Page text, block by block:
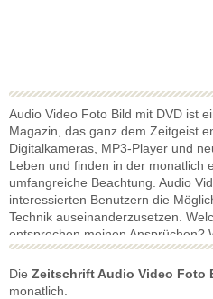
Audio Video Foto Bild mit DVD ist
Magazin, das ganz dem Zeitgeist
Digitalkameras, MP3-Player und
Leben und finden in der monatlich
umfangreiche Beachtung. Audio
interessierten Benutzern die
Technik auseinanderzusetzen.
entsprechen meinen Ansprüchen?
Gaming- Neuheiten? Welche
Mehrwert und das beste Preis-
Foto Bild mit DVD weiß schon jetzt
Die Zeitschrift Audio Video Foto
monatlich.